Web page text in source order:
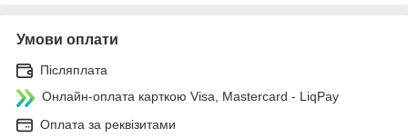
Умови оплати
Післяплата
Онлайн-оплата карткою Visa, Mastercard - LiqPay
Оплата за реквізитами